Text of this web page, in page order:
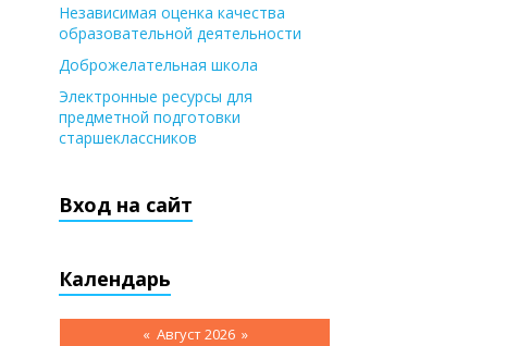
Независимая оценка качества
образовательной деятельности
Доброжелательная школа
Электронные ресурсы для
предметной подготовки
старшеклассников
Вход на сайт
Календарь
« Август 2026 »